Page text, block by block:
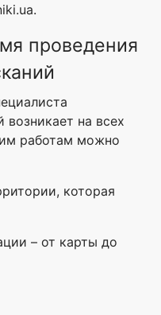
проведения
возникает на всех
работам можно
которая
– от карты до